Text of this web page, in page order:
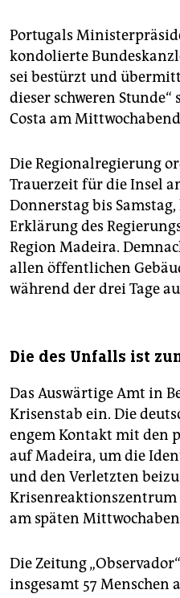
Portugals
kondolierte
sei bestürzt und
dieser schweren
Costa am
Die Regionalregierung
Trauerzeit für die Insel
Donnerstag bis
Erklärung des
Region Madeira.
allen öffentlichen
während der drei Tage
Die des Unfalls ist
Das Auswärtige Amt in
Krisenstab ein. Die
engem Kontakt mit den
auf Madeira, um die
und den Verletzten
Krisenreaktionszentrum
am späten
Die Zeitung
insgesamt 57 Menschen